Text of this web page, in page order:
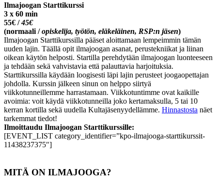
Ilmajoogan Starttikurssi
3 x 60 min
55€ /45€
(normaali /opiskelija, työtön, eläkeläinen, RSP:n jäsen)
Ilmajoogan Starttikurssilla pääset aloittamaan lempeimmin tämän
uuden lajin. Täällä opit ilmajoogan asanat, perustekniikat ja liinan
oikean käytön helposti. Startilla perehdytään ilmajoogan luonteeseen
ja tehdään sekä vahvistavia että palauttavia harjoituksia.
Starttikurssilla käydään loogisesti läpi lajin perusteet joogaopettajan
johdolla. Kurssin jälkeen sinun on helppo siirtyä
viikkotunneillemme harrastamaan. Viikkotuntimme ovat kaikille
avoimia: voit käydä viikkotunneilla joko kertamaksulla, 5 tai 10
kerran kortilla sekä uudella Kultajäsenyydellämme. Hinnastosta näet
tarkemmat tiedot!
Ilmoittaudu Ilmajoogan Starttikurssille:
[EVENT_LIST category_identifier=”kpo-ilmajooga-starttikurssit-
11438237375″]
MITÄ ON ILMAJOOGA?